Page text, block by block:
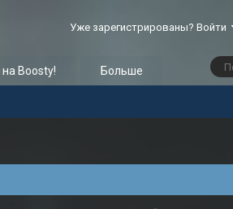
Уже зарегистрированы? Войти
Boosty! Больше